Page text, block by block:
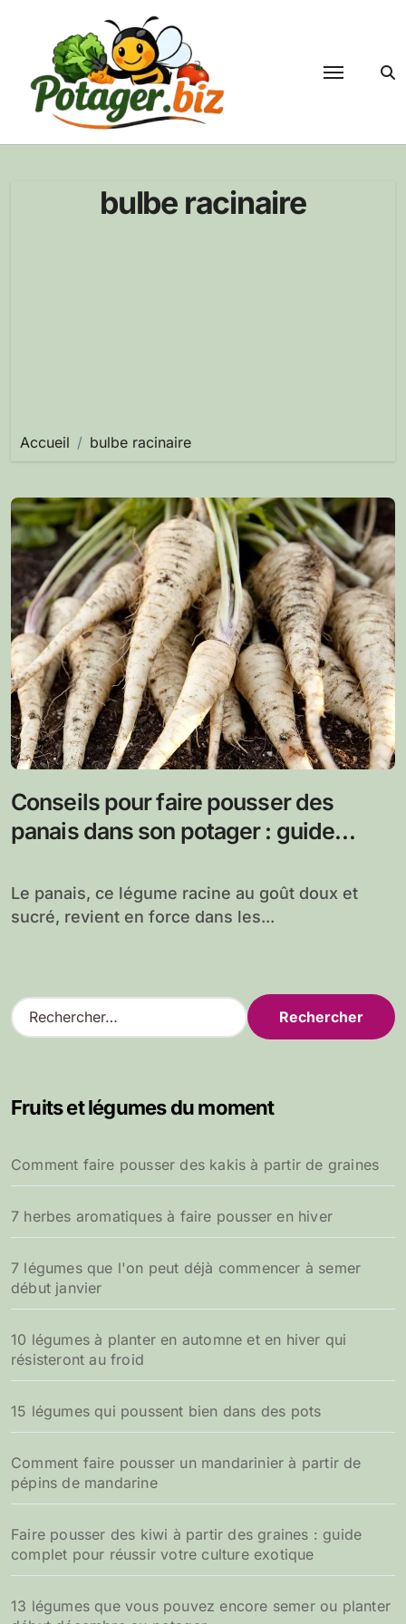
contenu
bulbe racinaire
Accueil bulbe racinaire
Conseils pour faire pousser des
panais dans son potager : guide
Le panais, ce légume racine au goût doux et
sucré, revient en force dans les...
R
e
r
e
r
:
Fruits et légumes du moment
Comment faire pousser des kakis à partir de graines
7 herbes aromatiques à faire pousser en hiver
7 légumes que l'on peut déjà commencer à semer
début janvier
10 légumes à planter en automne et en hiver qui
résisteront au froid
15 légumes qui poussent bien dans des pots
Comment faire pousser un mandarinier à partir de
pépins de mandarine
Faire pousser des kiwi à partir des graines : guide
complet pour réussir votre culture exotique
13 légumes que vous pouvez encore semer ou planter